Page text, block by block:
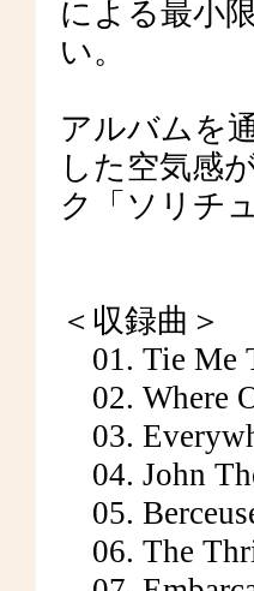
による最小
い。
アルバムを
した空気感
ク「ソリチ
＜収録曲＞
01. Tie Me
02. Where
03.
04. John
05.
06. The